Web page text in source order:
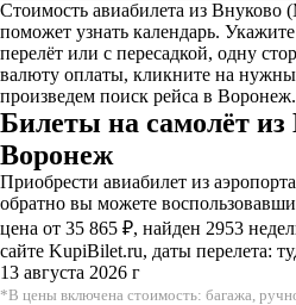
Стоимость авиабилета из
поможет узнать календарь.
перелёт или с пересадкой, одну
валюту оплаты, кликните на
произведем поиск рейса в Воронеж.
Билеты на самолёт из
Воронеж
Приобрести авиабилет из
обратно вы можете
цена от 35 865 ₽, найден 2953
сайте KupiBilet.ru, даты перелета:
13 августа 2026 г
*В цены включена стоимость: багажа,